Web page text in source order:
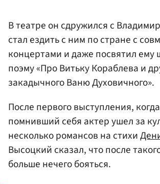
В театре он сдружился с
стал ездить с ним по стране с
концертами и даже посвятил ему
поэму «Про Витьку Кораблева и
закадычного Ваню Духовичного».
После первого выступления,
помнивший себя актер ушел за
несколько романсов на стихи
Высоцкий сказал, что после
больше нечего бояться.